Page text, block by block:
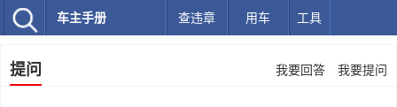
车主手册 查违章 用车 工具
提问 我要回答 我要提问